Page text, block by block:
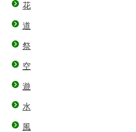
花
道
祭
空
遊
水
風